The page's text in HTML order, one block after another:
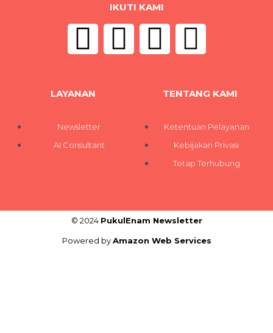
IKUTI KAMI
LAYANAN
Newsletter
AI Consultant
TENTANG KAMI
Ketentuan Pelayanan
Kebijakan Privasi
Tetap Terhubung
© 2024 PukulEnam Newsletter
Powered byAmazon Web Services